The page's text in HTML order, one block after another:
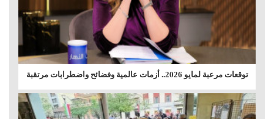
توقعات مرعبة لمايو 2026.. أزمات عالمية وفضائح واضطرابات مرتقبة